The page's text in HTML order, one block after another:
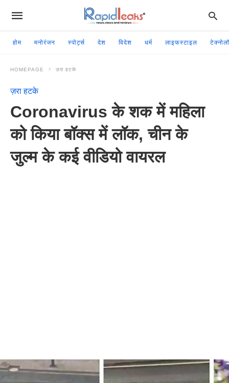
होम मनोरंजन स्पोर्ट्स देश विदेश धर्म लाइफस्टाइल
HOMEPAGE ज़रा हटके
ज़रा हटके
Coronavirus के शक में महिला
को किया बॉक्स में लॉक, चीन के
जुल्म के कई वीडियो वायरल